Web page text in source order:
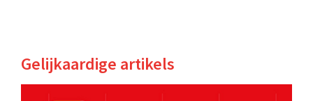
Gelijkaardige artikels